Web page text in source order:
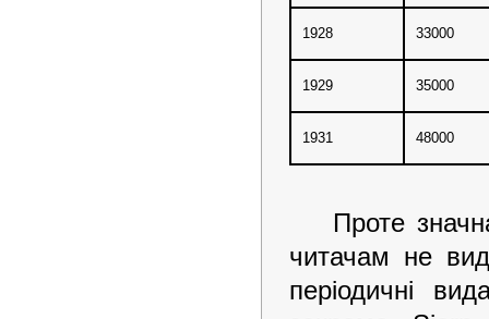
1928 33000
1929 35000
1931 48000
Проте
читачам не
періодичні